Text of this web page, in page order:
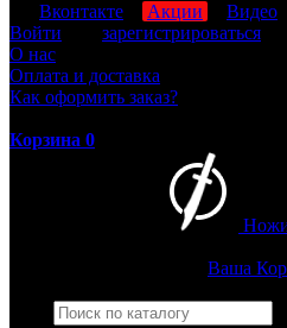
Вконтакте Акции Видео
Войти
зарегистрироваться
О нас
Оплата и доставка
Как оформить заказ?
Корзина 0
Ножи
Ваша